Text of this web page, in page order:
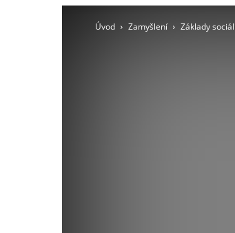
Úvod Zamyšlení Základy